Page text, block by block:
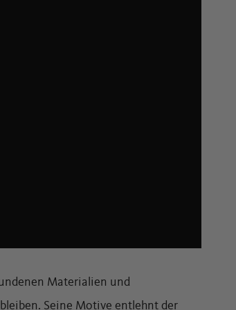
Materialien und
Seine Motive entlehnt der